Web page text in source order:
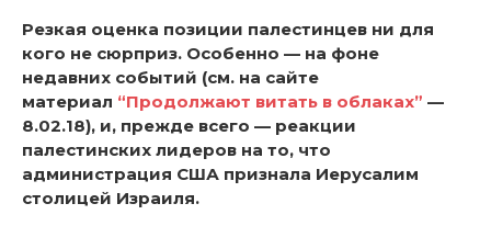
Резкая оценка позиции палестинцев ни для
кого не сюрприз. Особенно — на фоне
недавних событий (см. на сайте
материал “Продолжают витать в облаках” —
8.02.18), и, прежде всего — реакции
палестинских лидеров на то, что
администрация США признала Иерусалим
столицей Израиля.